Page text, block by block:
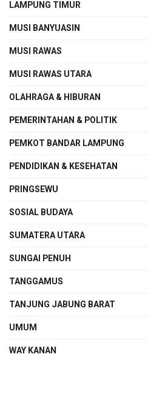
LAMPUNG TIMUR
MUSI BANYUASIN
MUSI RAWAS
MUSI RAWAS UTARA
OLAHRAGA & HIBURAN
PEMERINTAHAN & POLITIK
PEMKOT BANDAR LAMPUNG
PENDIDIKAN & KESEHATAN
PRINGSEWU
SOSIAL BUDAYA
SUMATERA UTARA
SUNGAI PENUH
TANGGAMUS
TANJUNG JABUNG BARAT
UMUM
WAY KANAN